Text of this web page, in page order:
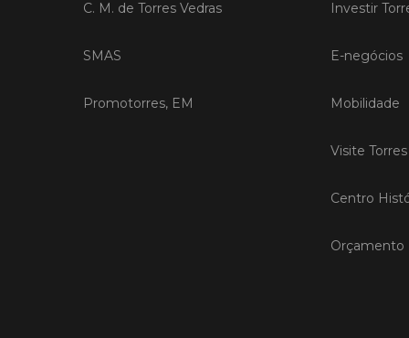
C. M. de Torres Vedras
SMAS
Promotorres, EM
Investir
E-negócios
Mobilidade
Visite
Centro
Orçamento